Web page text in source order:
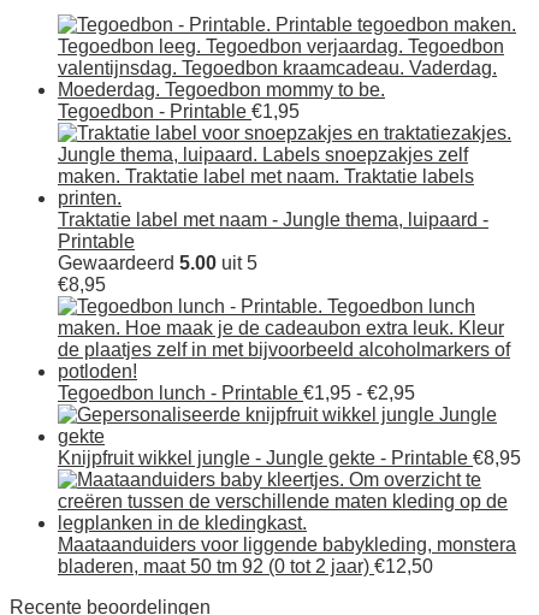
Tegoedbon - Printable €1,95
Traktatie label met naam - Jungle thema, luipaard -
Printable
Gewaardeerd 5.00 uit 5
€8,95
Tegoedbon lunch - Printable €1,95 - €2,95Prijsklasse:
€1,95
€2,95
Knijpfruit wikkel jungle - Jungle gekte - Printable €8,95
Maataanduiders voor liggende babykleding, monstera
bladeren, maat 50 tm 92 (0 tot 2 jaar) €12,50
Recente beoordelingen